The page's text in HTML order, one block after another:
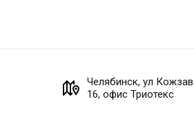
Челябинск, ул
16, офис Триотекс